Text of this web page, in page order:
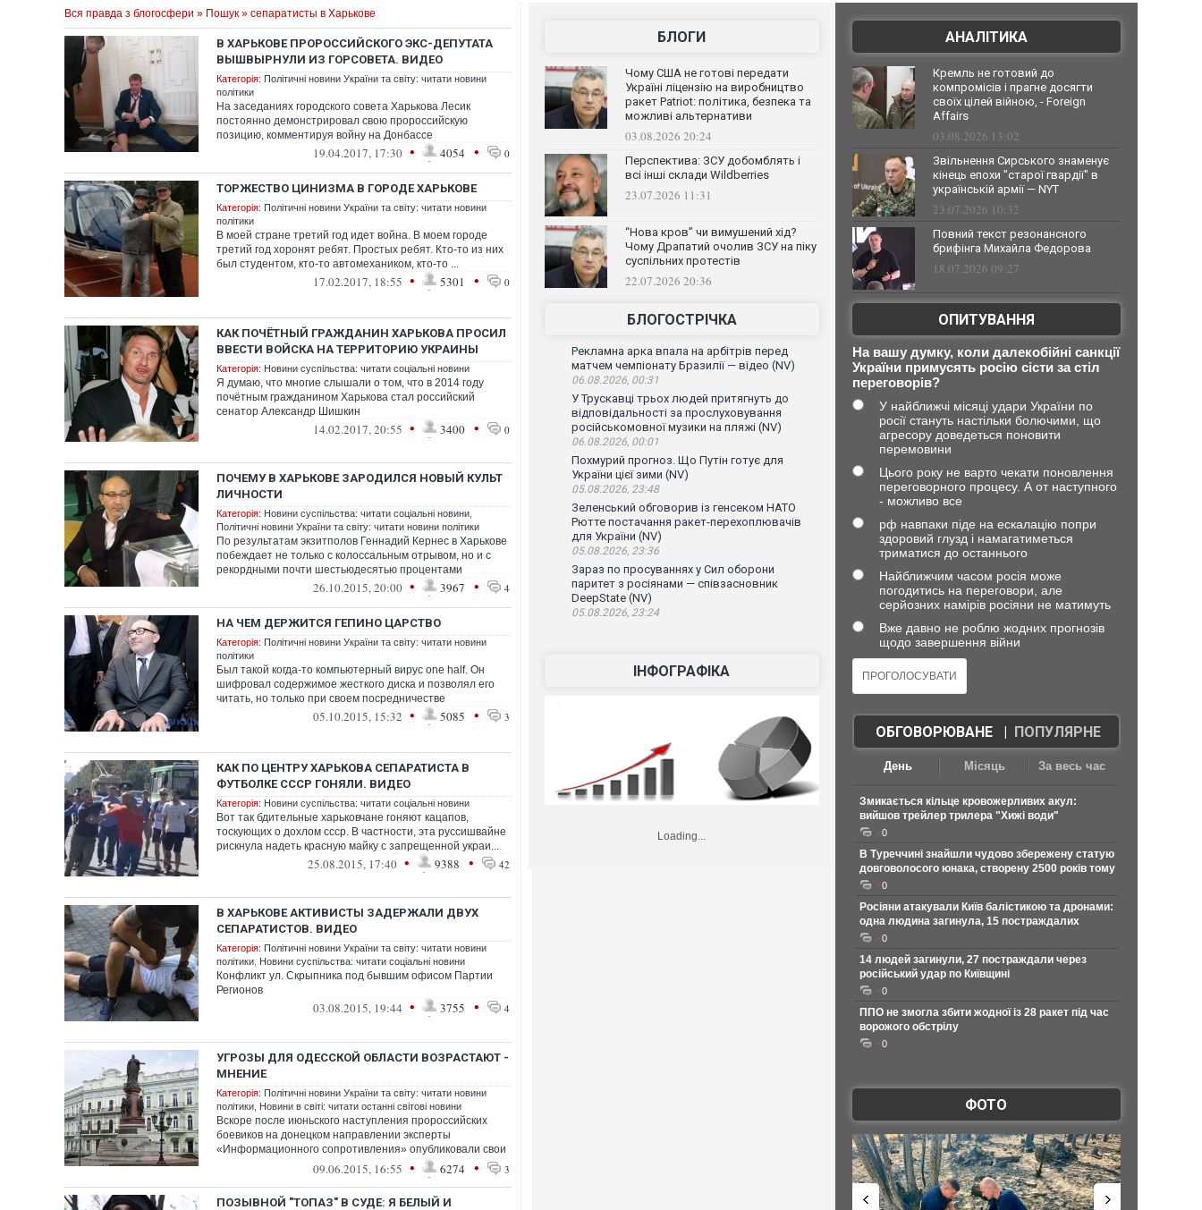
Вся правда з блогосфери » Пошук » сепаратисты в Харькове
В ХАРЬКОВЕ ПРОРОССИЙСКОГО ЭКС-ДЕПУТАТА
ВЫШВЫРНУЛИ ИЗ ГОРСОВЕТА. ВИДЕО
Категорія: Політичні новини України та світу: читати новини
політики
На заседаниях городского совета Харькова Лесик
постоянно демонстрировал свою пророссийскую
позицию, комментируя войну на Донбассе
19.04.2017, 17:30 • 4054 • 0
ТОРЖЕСТВО ЦИНИЗМА В ГОРОДЕ ХАРЬКОВЕ
Категорія: Політичні новини України та світу: читати новини
політики
В моей стране третий год идет война. В моем городе
третий год хоронят ребят. Простых ребят. Кто-то из них
был студентом, кто-то автомехаником, кто-то ...
17.02.2017, 18:55 • 5301 • 0
КАК ПОЧЁТНЫЙ ГРАЖДАНИН ХАРЬКОВА ПРОСИЛ
ВВЕСТИ ВОЙСКА НА ТЕРРИТОРИЮ УКРАИНЫ
Категорія: Новини суспільства: читати соціальні новини
Я думаю, что многие слышали о том, что в 2014 году
почётным гражданином Харькова стал российский
сенатор Александр Шишкин
14.02.2017, 20:55 • 3400 • 0
ПОЧЕМУ В ХАРЬКОВЕ ЗАРОДИЛСЯ НОВЫЙ КУЛЬТ
ЛИЧНОСТИ
Категорія: Новини суспільства: читати соціальні новини
Політичні новини України та світу: читати новини політики
По результатам экзитполов Геннадий Кернес в Харькове
побеждает не только с колоссальным отрывом, но и с
рекордными почти шестьюдесятью процентами
26.10.2015, 20:00 • 3967 • 4
НА ЧЕМ ДЕРЖИТСЯ ГЕПИНО ЦАРСТВО
Категорія: Політичні новини України та світу: читати новини
політики
Был такой когда-то компьютерный вирус one half. Он
шифровал содержимое жесткого диска и позволял его
читать, но только при своем посредничестве
05.10.2015, 15:32 • 5085 • 3
КАК ПО ЦЕНТРУ ХАРЬКОВА СЕПАРАТИСТА В
ФУТБОЛКЕ СССР ГОНЯЛИ. ВИДЕО
Категорія: Новини суспільства: читати соціальні новини
Вот так бдительные харьковчане гоняют кацапов,
тоскующих о дохлом ссср. В частности, эта руссишвайне
рискнула надеть красную майку с запрещенной украи...
25.08.2015, 17:40 • 9388 • 42
В ХАРЬКОВЕ АКТИВИСТЫ ЗАДЕРЖАЛИ ДВУХ
СЕПАРАТИСТОВ. ВИДЕО
Категорія: Політичні новини України та світу: читати новини
політики Новини суспільства: читати соціальні новини
Конфликт ул. Скрыпника под бывшим офисом Партии
Регионов
03.08.2015, 19:44 • 3755 • 4
УГРОЗЫ ДЛЯ ОДЕССКОЙ ОБЛАСТИ ВОЗРАСТАЮТ -
МНЕНИЕ
Категорія: Політичні новини України та світу: читати новини
політики Новини в світі: читати останні світові новини
Вскоре после июньского наступления пророссийских
боевиков на донецком направлении эксперты
«Информационного сопротивления» опубликовали свои
09.06.2015, 16:55 • 6274 • 3
ПОЗЫВНОЙ "ТОПАЗ" В СУДЕ: Я БЕЛЫЙ И
БЛОГИ
Чому США не готові передати
Україні ліцензію на виробництво
ракет Patriot: політика, безпека та
можливі альтернативи
03.08.2026 20:24
Перспектива: ЗСУ добомблять і
всі інші склади Wildberries
23.07.2026 11:31
“Нова кров” чи вимушений хід?
Чому Драпатий очолив ЗСУ на піку
суспільних протестів
22.07.2026 20:36
БЛОГОСТРІЧКА
Рекламна арка впала на арбітрів перед
матчем чемпіонату Бразилії — відео (NV)
06.08.2026, 00:31
У Трускавці трьох людей притягнуть до
відповідальності за прослуховування
російськомовної музики на пляжі (NV)
06.08.2026, 00:01
Похмурий прогноз. Що Путін готує для
України цієї зими (NV)
05.08.2026, 23:48
Зеленський обговорив із генсеком НАТО
Рютте постачання ракет-перехоплювачів
для України (NV)
05.08.2026, 23:36
Зараз по просуваннях у Сил оборони
паритет з росіянами — співзасновник
DeepState (NV)
05.08.2026, 23:24
ІНФОГРАФІКА
Loading...
АНАЛІТИКА
Кремль не готовий до
компромісів і прагне досягти
своїх цілей війною, - Foreign
Affairs
03.08.2026 13:02
Звільнення Сирського знаменує
кінець епохи "старої гвардії" в
українській армії — NYT
23.07.2026 10:32
Повний текст резонансного
брифінга Михайла Федорова
18.07.2026 09:27
ОПИТУВАННЯ
На вашу думку, коли далекобійні санкції
України примусять росію сісти за стіл
переговорів?
У найближчі місяці удари України по
росії стануть настільки болючими, що
агресору доведеться поновити
перемовини
Цього року не варто чекати поновлення
переговорного процесу. А от наступного
- можливо все
рф навпаки піде на ескалацію попри
здоровий глузд і намагатиметься
триматися до останнього
Найближчим часом росія може
погодитись на переговори, але
серйозних намірів росіяни не матимуть
Вже давно не роблю жодних прогнозів
щодо завершення війни
ОБГОВОРЮВАНЕ| ПОПУЛЯРНЕ
День Місяць За весь час
Змикається кільце кровожерливих акул:
вийшов трейлер трилера "Хижі води"
0
В Туреччині знайшли чудово збережену статую
довговолосого юнака, створену 2500 років тому
0
Росіяни атакували Київ балістикою та дронами:
одна людина загинула, 15 постраждалих
0
14 людей загинули, 27 постраждали через
російський удар по Київщині
0
ППО не змогла збити жодної із 28 ракет під час
ворожого обстрілу
0
ФОТО